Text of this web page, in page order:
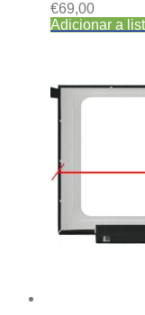
€69,00
Adicionar a